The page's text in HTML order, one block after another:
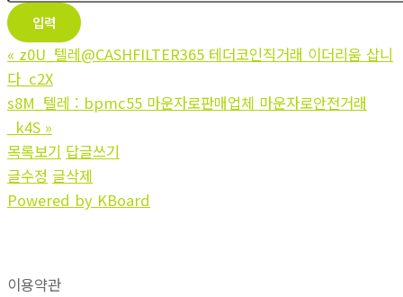
« z0U_텔레@CASHFILTER365 테더코인직거래 이더리움 삽니
다_c2X
s8M_텔레 : bpmc55 마운자로판매업체 마운자로안전거래
_k4S »
목록보기 답글쓰기
글수정 글삭제
Powered by KBoard
이용약관